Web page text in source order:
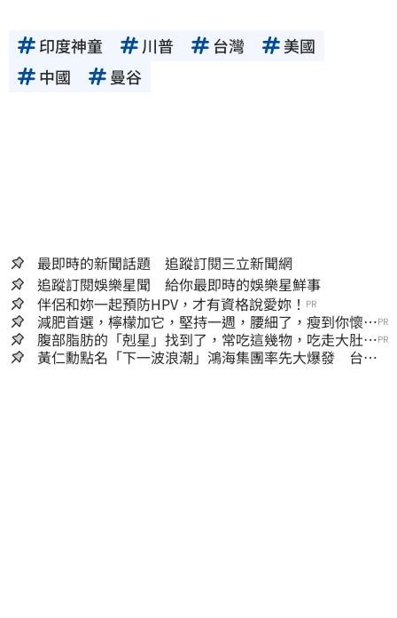
印度神童 川普 台灣
美國
中國
曼谷
最即時的新聞話題 追蹤訂閱三立新聞網
追蹤訂閱娛樂星聞 給你最即時的娛樂星鮮事
伴侶和妳一起預防HPV，才有資格說愛妳！ PR
減肥首選，檸檬加它，堅持一週，腰細了，瘦到你懷疑
人生
PR
腹部脂肪的「剋星」找到了，常吃這幾物，吃走大肚
囊，瘦出小蠻腰
PR
黃仁勳點名「下一波浪潮」鴻海集團率先大爆發 台股